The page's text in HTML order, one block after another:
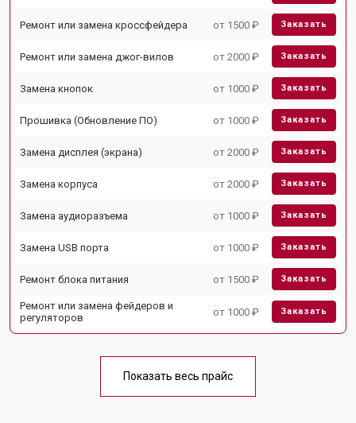
Ремонт или замена кроссфейдера от 1500 ₽ Заказать
Ремонт или замена джог-вилов от 2000 ₽ Заказать
Замена кнопок от 1000 ₽ Заказать
Прошивка (Обновление ПО) от 1000 ₽ Заказать
Замена дисплея (экрана) от 2000 ₽ Заказать
Замена корпуса от 2000 ₽ Заказать
Замена аудиоразъема от 1000 ₽ Заказать
Замена USB порта от 1000 ₽ Заказать
Ремонт блока питания от 1500 ₽ Заказать
Ремонт или замена фейдеров и
регуляторов
от 1000 ₽ Заказать
Показать весь прайс